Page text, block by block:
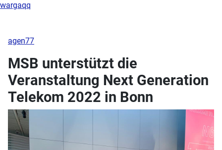
wargaqq
agen77
MSB unterstützt die
Veranstaltung Next Generation
Telekom 2022 in Bonn